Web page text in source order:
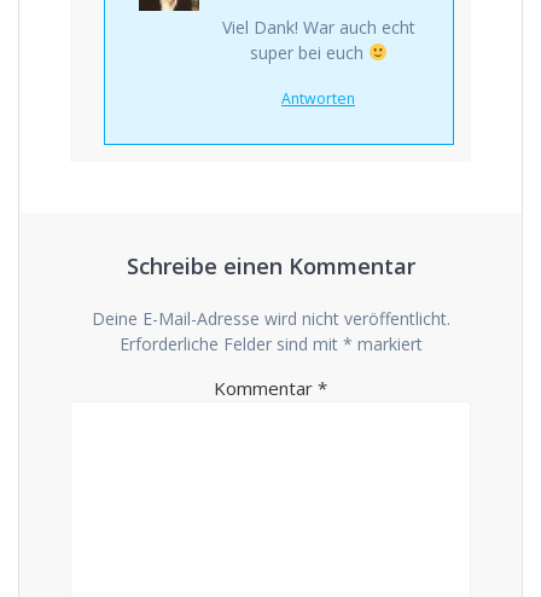
Viel Dank! War auch echt
super bei euch
Antworten
Schreibe einen Kommentar
Deine E-Mail-Adresse wird nicht veröffentlicht.
Erforderliche Felder sind mit * markiert
Kommentar *